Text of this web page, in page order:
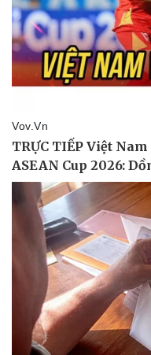
Thể thao
Bóng đá